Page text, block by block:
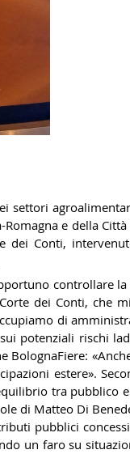
settori
e della
dei Conti,
controllare
dei Conti, che
di
potenziali rischi
BolognaFiere:
estere».
tra pubblico
di Matteo Di
pubblici
un faro su